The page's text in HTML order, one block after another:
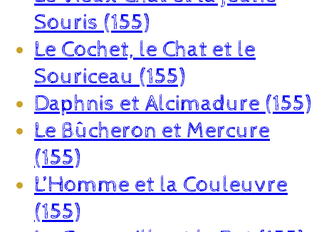
Souris (155)
Le Cochet, le Chat et le
Souriceau (155)
Daphnis et Alcimadure (155)
Le Bûcheron et Mercure
(155)
L’Homme et la Couleuvre
(155)